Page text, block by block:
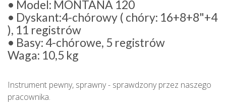
• Model: MONTANA 120
• Dyskant:4-chórowy ( chóry: 16+8+8"+4
), 11 registrów
• Basy: 4-chórowe, 5 registrów
Waga: 10,5 kg
Instrument pewny, sprawny - sprawdzony przez naszego
pracownika.